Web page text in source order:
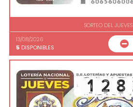
SORTEO DEL JUEVES
13/08/2026
5 DISPONIBLES